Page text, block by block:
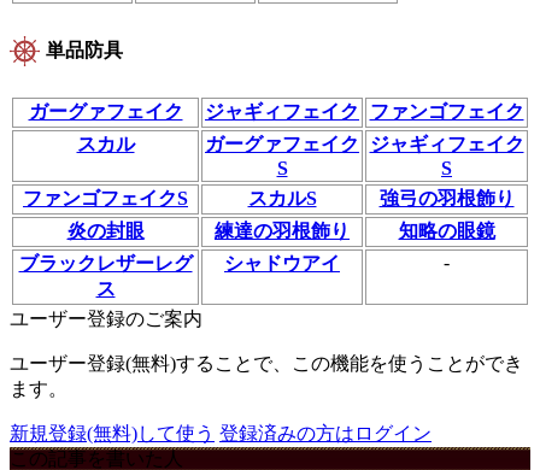
単品防具
ガーグァフェイク ジャギィフェイク
ファンゴフェイク
スカル
ガーグァフェイク
S
ジャギィフェイク
S
ファンゴフェイクS
スカルS
強弓の羽根飾り
炎の封眼
練達の羽根飾り
知略の眼鏡
ブラックレザーレグ
ス
シャドウアイ -
ユーザー登録のご案内
ユーザー登録(無料)することで、この機能を使うことができ
ます。
新規登録(無料)して使う 登録済みの方はログイン
この記事を書いた人